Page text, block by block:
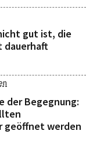
gut ist, die
dauerhaft
der Begegnung:
geöffnet werden